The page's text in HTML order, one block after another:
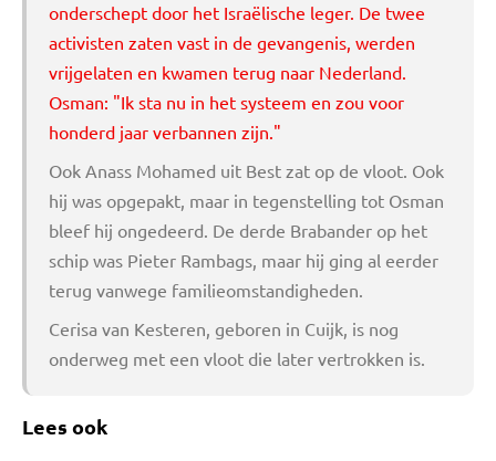
onderschept door het Israëlische leger. De twee
activisten zaten vast in de gevangenis, werden
vrijgelaten en kwamen terug naar Nederland.
Osman: "Ik sta nu in het systeem en zou voor
honderd jaar verbannen zijn."
Ook Anass Mohamed uit Best zat op de vloot. Ook
hij was opgepakt, maar in tegenstelling tot Osman
bleef hij ongedeerd. De derde Brabander op het
schip was Pieter Rambags, maar hij ging al eerder
terug vanwege familieomstandigheden.
Cerisa van Kesteren, geboren in Cuijk, is nog
onderweg met een vloot die later vertrokken is.
Lees ook